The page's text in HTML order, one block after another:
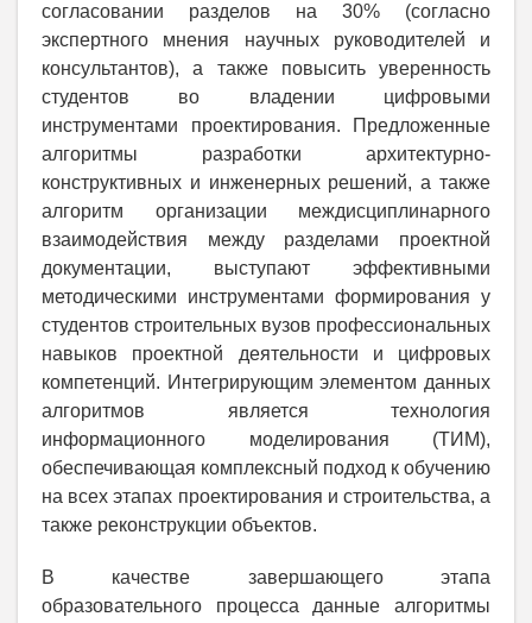
согласовании разделов на 30% (согласно
экспертного мнения научных руководителей и
консультантов), а также повысить уверенность
студентов во владении цифровыми
инструментами проектирования. Предложенные
алгоритмы разработки архитектурно-
конструктивных и инженерных решений, а также
алгоритм организации междисциплинарного
взаимодействия между разделами проектной
документации, выступают эффективными
методическими инструментами формирования у
студентов строительных вузов профессиональных
навыков проектной деятельности и цифровых
компетенций. Интегрирующим элементом данных
алгоритмов является технология
информационного моделирования (ТИМ),
обеспечивающая комплексный подход к обучению
на всех этапах проектирования и строительства, а
также реконструкции объектов.
В качестве завершающего этапа
образовательного процесса данные алгоритмы